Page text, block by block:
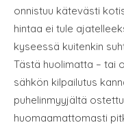
onnistuu kätevästi
hintaa ei tule
kyseessä kuitenkin
Tästä huolimatta – tai
sähkön kilpailutus
puhelinmyyjältä
huomaamattomasti